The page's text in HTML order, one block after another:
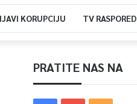
KORUPCIJU TV RASPORED
PRATITE NAS NA